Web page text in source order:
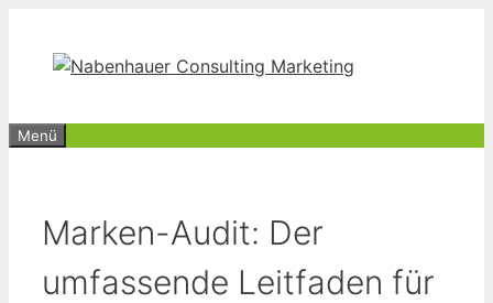
springen
Menü
Marken-Audit: Der
umfassende Leitfaden für